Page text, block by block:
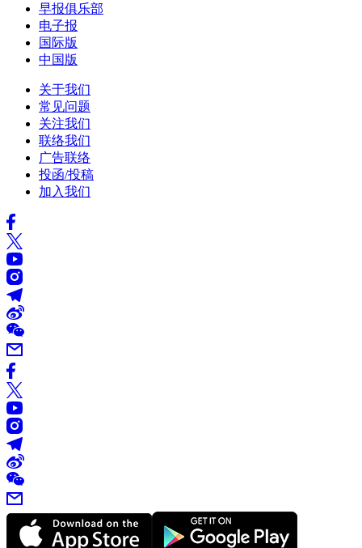
早报俱乐部
电子报
国际版
中国版
关于我们
常见问题
关注我们
联络我们
广告联络
投函/投稿
加入我们